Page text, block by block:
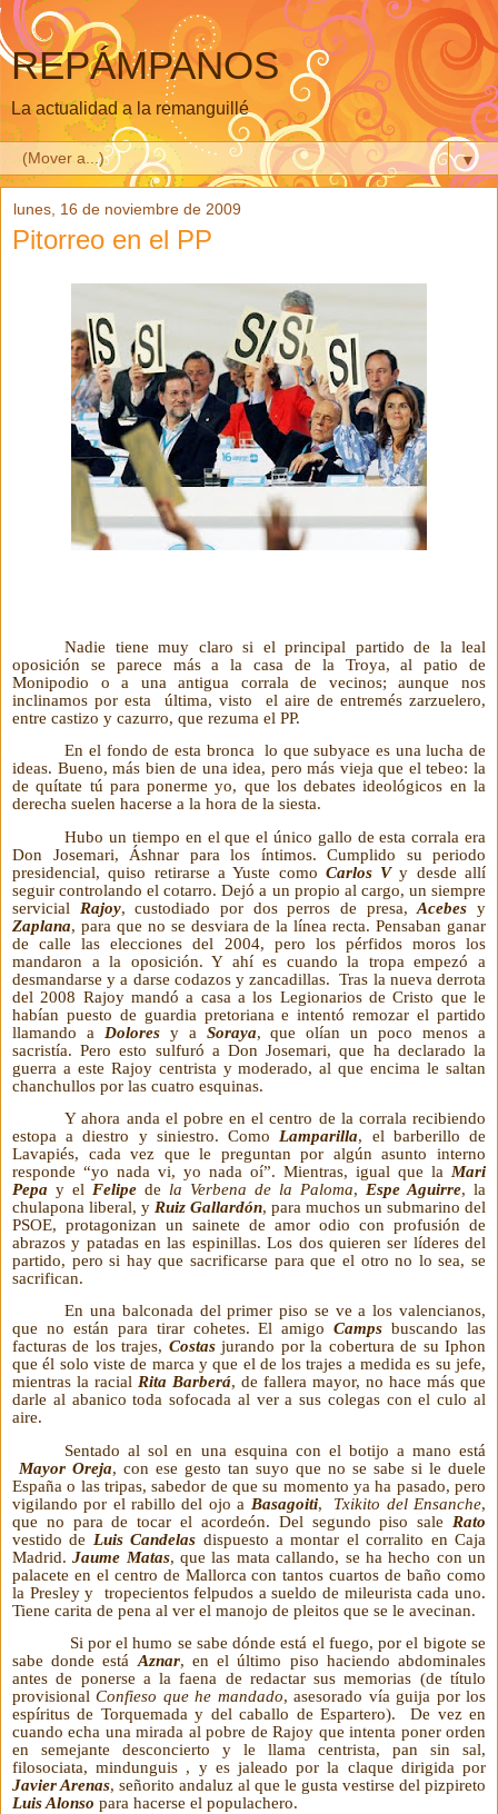
REPÁMPANOS
La actualidad a la remanguillé
▼
lunes, 16 de noviembre de 2009
Pitorreo en el PP
Nadie tiene muy claro si el principal partido de la leal
oposición se parece más a la casa de la Troya, al patio de
Monipodio o a una antigua corrala de vecinos; aunque nos
inclinamos por esta última, visto el aire de entremés zarzuelero,
entre castizo y cazurro, que rezuma el PP.
En el fondo de esta bronca lo que subyace es una lucha de
ideas. Bueno, más bien de una idea, pero más vieja que el tebeo: la
de quítate tú para ponerme yo, que los debates ideológicos en la
derecha suelen hacerse a la hora de la siesta.
Hubo un tiempo en el que el único gallo de esta corrala era
Don Josemari, Áshnar para los íntimos. Cumplido su periodo
presidencial, quiso retirarse a Yuste como Carlos Vy desde allí
seguir controlando el cotarro. Dejó a un propio al cargo, un siempre
servicial Rajoy, custodiado por dos perros de presa,Acebes y
Zaplana, para que no se desviara de la línea recta. Pensaban ganar
de calle las elecciones del 2004, pero los pérfidos moros los
mandaron a la oposición. Y ahí es cuando la tropa empezó a
desmandarse y a darse codazos y zancadillas. Tras la nueva derrota
del 2008 Rajoy mandó a casa a los Legionarios de Cristo que le
habían puesto de guardia pretoriana e intentó remozar el partido
llamando a Doloresy a Soraya, que olían un poco menos a
sacristía. Pero esto sulfuró a Don Josemari, que ha declarado la
guerra a este Rajoy centrista y moderado, al que encima le saltan
chanchullos por las cuatro esquinas.
Y ahora anda el pobre en el centro de la corrala recibiendo
estopa a diestro y siniestro. Como Lamparilla, el barberillo de
Lavapiés, cada vez que le preguntan por algún asunto interno
responde “yo nada vi, yo nada oí”. Mientras, igual que la Mari
Pepa y el Felipe de la Verbena de la Paloma, Espe Aguirre, la
chulapona liberal, y Ruiz Gallardón, para muchos un submarino del
PSOE, protagonizan un sainete de amor odio con profusión de
abrazos y patadas en las espinillas. Los dos quieren ser líderes del
partido, pero si hay que sacrificarse para que el otro no lo sea, se
sacrifican.
En una balconada del primer piso se ve a los valencianos,
que no están para tirar cohetes. El amigoCamps buscando las
facturas de los trajes, Costasjurando por la cobertura de su Iphon
que él solo viste de marca y que el de los trajes a medida es su jefe,
mientras la racial Rita Barberá, de fallera mayor, no hace más que
darle al abanico toda sofocada al ver a sus colegas con el culo al
aire.
Sentado al sol en una esquina con el botijo a mano está
Mayor Oreja, con ese gesto tan suyo que no se sabe si le duele
España o las tripas, sabedor de que su momento ya ha pasado, pero
vigilando por el rabillo del ojo a Basagoiti, Txikito del Ensanche,
que no para de tocar el acordeón. Del segundo piso sale Rato
vestido de Luis Candelas dispuesto a montar el corralito en Caja
Madrid.Jaume Matas, que las mata callando, se ha hecho con un
palacete en el centro de Mallorca con tantos cuartos de baño como
la Presley y tropecientos felpudos a sueldo de mileurista cada uno.
Tiene carita de pena al ver el manojo de pleitos que se le avecinan.
Si por el humo se sabe dónde está el fuego, por el bigote se
sabe donde está Aznar, en el último piso haciendo abdominales
antes de ponerse a la faena de redactar sus memorias (de título
provisionalConfieso que he mandado, asesorado vía guija por los
espíritus de Torquemada y del caballo de Espartero). De vez en
cuando echa una mirada al pobre de Rajoy que intenta poner orden
en semejante desconcierto y le llama centrista, pan sin sal,
filosociata, mindunguis , y es jaleado por la claque dirigida por
Javier Arenas, señorito andaluz al que le gusta vestirse del pizpireto
Luis Alonso para hacerse el populachero.